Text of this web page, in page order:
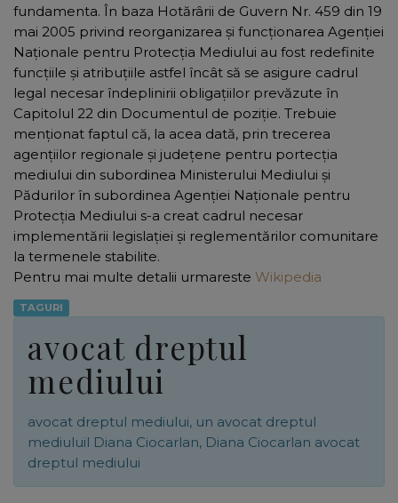
fundamenta. În baza Hotărârii de Guvern Nr. 459 din 19
mai 2005 privind reorganizarea şi funcţionarea Agenţiei
Naţionale pentru Protecţia Mediului au fost redefinite
funcţiile şi atribuţiile astfel încât să se asigure cadrul
legal necesar îndeplinirii obligaţiilor prevăzute în
Capitolul 22 din Documentul de poziţie. Trebuie
menţionat faptul că, la acea dată, prin trecerea
agenţiilor regionale şi judeţene pentru portecţia
mediului din subordinea Ministerului Mediului şi
Pădurilor în subordinea Agenţiei Naţionale pentru
Protecţia Mediului s-a creat cadrul necesar
implementării legislaţiei şi reglementărilor comunitare
la termenele stabilite.
Pentru mai multe detalii urmareste Wikipedia
TAGURI
avocat dreptul
mediului
avocat dreptul mediului, un avocat dreptul
mediuluil Diana Ciocarlan, Diana Ciocarlan avocat
dreptul mediului